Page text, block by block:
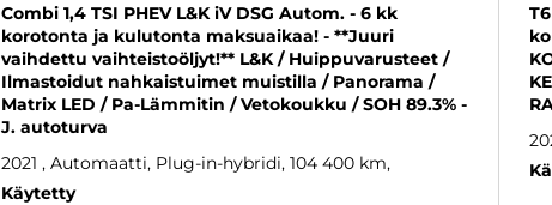
Combi 1,4 TSI PHEV L&K iV DSG Autom. - 6 kk
korotonta ja kulutonta maksuaikaa! - **Juuri
vaihdettu vaihteistoöljyt!** L&K / Huippuvarusteet /
Ilmastoidut nahkaistuimet muistilla / Panorama /
Matrix LED / Pa-Lämmitin / Vetokoukku / SOH 89.3% -
J. autoturva
2021 , Automaatti, Plug-in-hybridi, 104 400 km
Käytetty